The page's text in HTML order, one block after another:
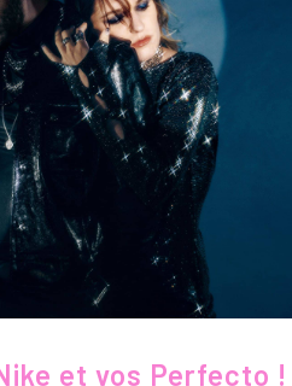
et vos Perfecto !